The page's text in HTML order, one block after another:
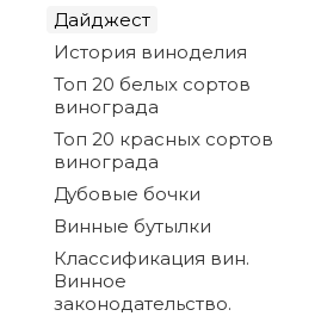
Дайджест
История виноделия
Топ 20 белых сортов
винограда
Топ 20 красных сортов
винограда
Дубовые бочки
Винные бутылки
Классификация вин.
Винное
законодательство.